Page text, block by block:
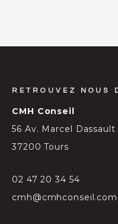
RETROUVEZ
CMH Conseil
56 Av. Marcel Dassault
37200 Tours
02 47 20 34 54
cmh@cmhconseil.com